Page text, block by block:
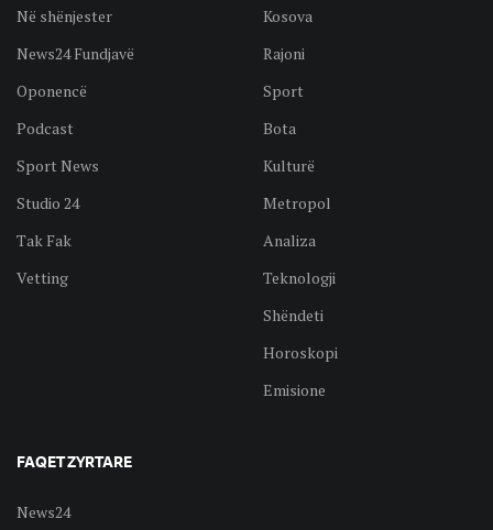
Në shënjester
News24 Fundjavë
Oponencë
Podcast
Sport News
Studio 24
Tak Fak
Vetting
Kosova
Rajoni
Sport
Bota
Kulturë
Metropol
Analiza
Teknologji
Shëndeti
Horoskopi
Emisione
FAQET ZYRTARE
News24